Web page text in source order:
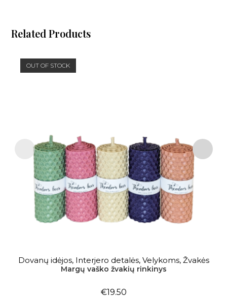
Related Products
OUT OF STOCK
DAUGIAU
Dovanų idėjos, Interjero detalės, Velykoms, Žvakės
Margų vaško žvakių rinkinys
€19.50